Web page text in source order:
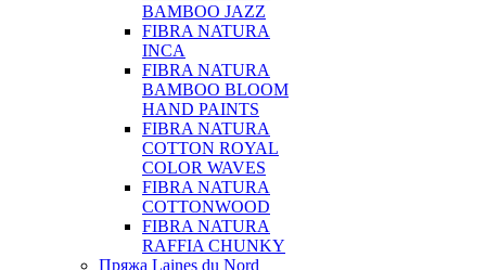
BAMBOO JAZZ
FIBRA NATURA
INCA
FIBRA NATURA
BAMBOO BLOOM
HAND PAINTS
FIBRA NATURA
COTTON ROYAL
COLOR WAVES
FIBRA NATURA
COTTONWOOD
FIBRA NATURA
RAFFIA CHUNKY
Пряжа Laines du Nord